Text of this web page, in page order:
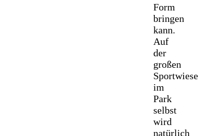
Form
bringen
kann.
Auf
der
großen
Sportwiese
im
Park
selbst
wird
natürlich